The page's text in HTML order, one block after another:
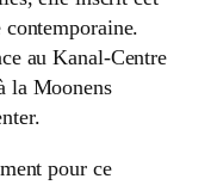
contemporaine.
au Kanal-Centre
la Moonens
pour ce